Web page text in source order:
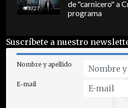
3727
de "carnicero" a
programa
Suscríbete a nuestro
Nombre y apellido
E-mail